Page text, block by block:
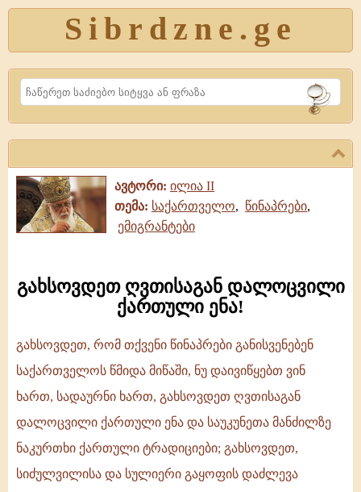
Sibrdzne.ge
Search
ავტორი: ილია II
თემა: საქართველო, წინაპრები,
ემიგრანტები
გახსოვდეთ ღვთისაგან დალოცვილი
ქართული ენა!
გახსოვდეთ, რომ თქვენი წინაპრები განისვენებენ
საქართველოს წმიდა მიწაში, ნუ დაივიწყებთ ვინ
ხართ, სადაურნი ხართ, გახსოვდეთ ღვთისაგან
დალოცვილი ქართული ენა და საუკუნეთა მანძილზე
ნაკურთხი ქართული ტრადიციები; გახსოვდეთ,
სიძულვილისა და სულიერი გაყოფის დაძლევა